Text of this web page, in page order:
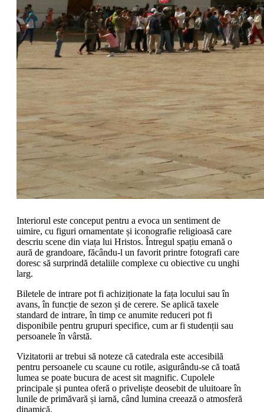
Interiorul este conceput pentru a evoca un sentiment de
uimire, cu figuri ornamentate și iconografie religioasă care
descriu scene din viața lui Hristos. Întregul spațiu emană o
aură de grandoare, făcându-l un favorit printre fotografi care
doresc să surprindă detaliile complexe cu obiective cu unghi
larg.
Biletele de intrare pot fi achiziționate la fața locului sau în
avans, în funcție de sezon și de cerere. Se aplică taxele
standard de intrare, în timp ce anumite reduceri pot fi
disponibile pentru grupuri specifice, cum ar fi studenții sau
persoanele în vârstă.
Vizitatorii ar trebui să noteze că catedrala este accesibilă
pentru persoanele cu scaune cu rotile, asigurându-se că toată
lumea se poate bucura de acest sit magnific. Cupolele
principale și puntea oferă o priveliște deosebit de uluitoare în
lunile de primăvară și iarnă, când lumina creează o atmosferă
dinamică.